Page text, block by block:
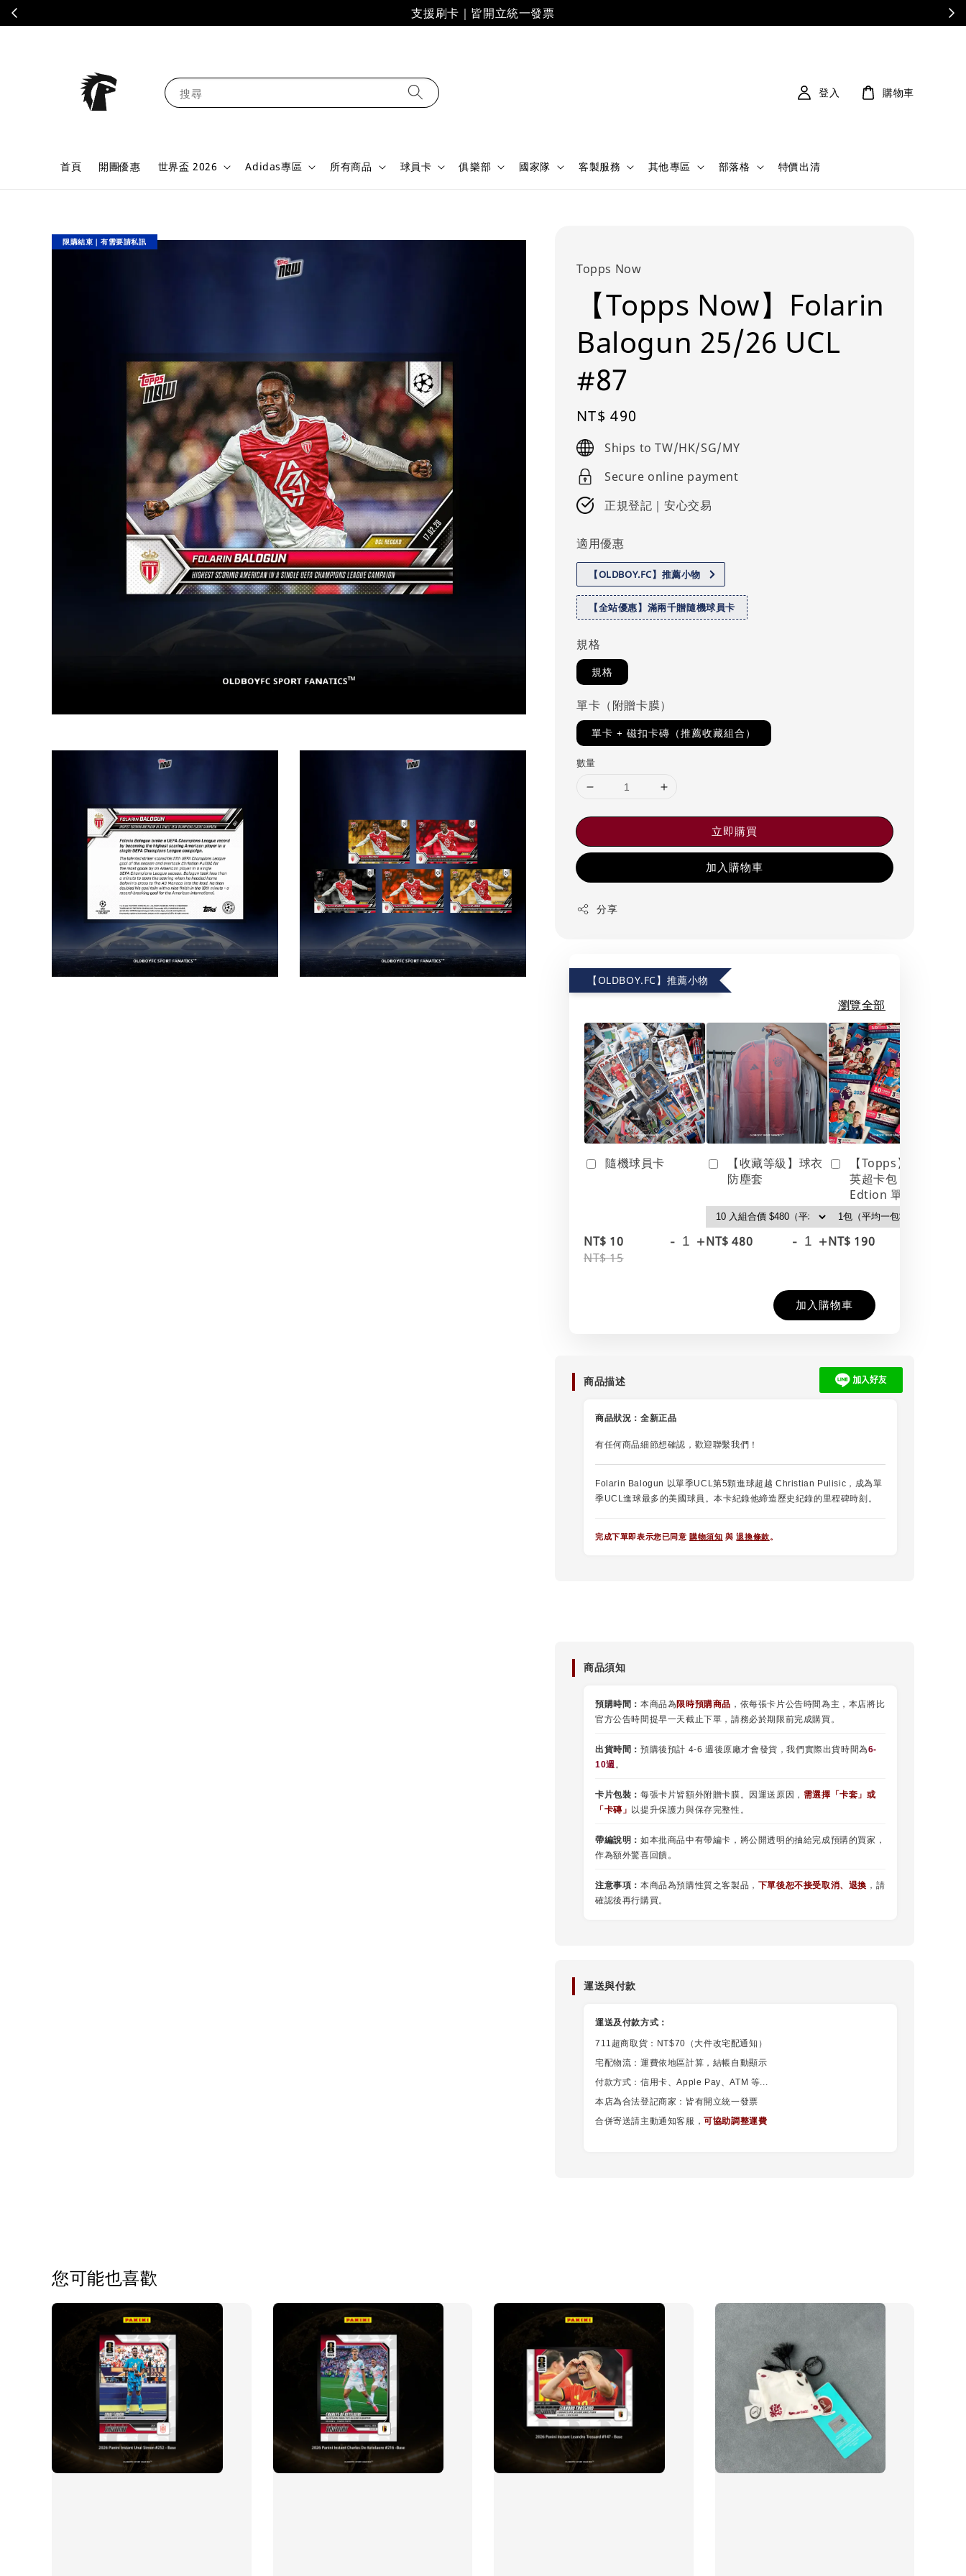
支援刷卡｜皆開立統一發票
搜尋
首頁 開團優惠 世界盃 2026 Adidas專區 所有商品 球員卡 俱樂部 國家隊 客製服務 其他專區 部落格 特價出清
登入 購物車
限購結束｜有需要請私訊
Topps Now
【Topps Now】Folarin
Balogun 25/26 UCL
#87
Regular
price
NT$ 490
Ships to TW/HK/SG/MY
Secure online payment
正規登記｜安心交易
適用優惠
【OLDBOY.FC】推薦小物
【全站優惠】滿兩千贈隨機球員卡
規格
規格
單卡（附贈卡膜）
單卡 + 磁扣卡磚（推薦收藏組合）
數量
立即購買
加入購物車
分享
【OLDBOY.FC】推薦小物
瀏覽全部
隨機球員卡
NT$ 10
NT$ 15
- +
【收藏等級】球衣
防塵套
NT$ 480 - +
【Topps】25/26
英超卡包 Debut
Edtion 單包
NT$ 190
加入購物車
商品描述
商品狀況： 全新正品
有任何商品細節想確認，歡迎聯繫我們！
Folarin Balogun 以單季UCL第5顆進球超越 Christian Pulisic，成為單
季UCL進球最多的美國球員。本卡紀錄他締造歷史紀錄的里程碑時刻。
完成下單即表示您已同意 購物須知 與退換條款。
商品須知
預購時間： 本商品為限時預購商品 ，依每張卡片公告時間為主，本店將比
官方公告時間提早一天截止下單，請務必於期限前完成購買。
出貨時間： 預購後預計 4-6 週後原廠才會發貨，我們實際出貨時間為6-
10週。
卡片包裝： 每張卡片皆額外附贈卡膜。因運送原因， 需選擇 「卡套 」或
「卡磚」 以提升保護力與保存完整性。
帶編說明： 如本批商品中有帶編卡，將公開透明的抽給完成預購的買家，
作為額外驚喜回饋。
注意事項： 本商品為預購性質之客製品， 下單後恕不接受取消、退換 ，請
確認後再行購買。
運送與付款
運送及付款方式：
711超商取貨：NT$70（大件改宅配通知）
宅配物流：運費依地區計算，結帳自動顯示
付款方式：信用卡、Apple Pay、ATM 等...
本店為合法登記商家：皆有開立統一發票
合併寄送請主動通知客服，可協助調整運費
您可能也喜歡